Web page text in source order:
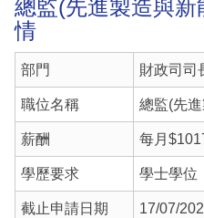
總監(先進製造與
情
部門 財政司司
職位名稱 總監(先
薪酬 每月
學歷要求 學士學位
截止申請日期 17/07/